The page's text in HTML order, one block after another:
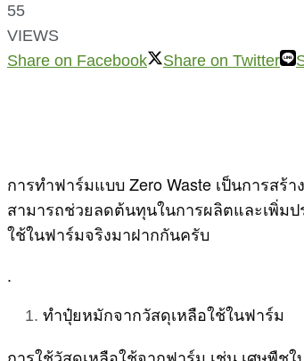
55
VIEWS
Share on Facebook
Share on Twitter
การทำฟาร์มแบบ Zero Waste เป็นการส
สามารถช่วยลดต้นทุนในการผลิตและเพิ่ม
ใช้ในฟาร์มจริงมาฝากกันครับ
.
ทำปุ๋ยหมักจากวัสดุเหลือใช้ในฟาร์ม
การใช้วัสดุเหลือใช้จากฟาร์ม เช่น เศษพืช